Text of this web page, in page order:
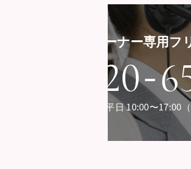
オーナー専用
0120-
平日 10:00〜17:00